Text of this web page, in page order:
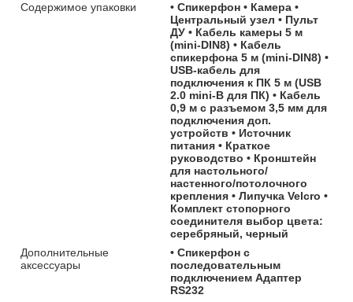
Содержимое упаковки
• Спикерфон • Камера •
Центральный узел • Пульт
ДУ • Кабель камеры 5 м
(mini-DIN8) • Кабель
спикерфона 5 м (mini-DIN8) •
USB-кабель для
подключения к ПК 5 м (USB
2.0 mini-B для ПК) • Кабель
0,9 м с разъемом 3,5 мм для
подключения доп.
устройств • Источник
питания • Краткое
руководство • Кронштейн
для настольного/
настенного/потолочного
крепления • Липучка Velcro •
Комплект стопорного
соединителя выбор цвета:
cеребряный, черный
Дополнительные
аксессуары
• Спикерфон с
последовательным
подключением Адаптер
RS232